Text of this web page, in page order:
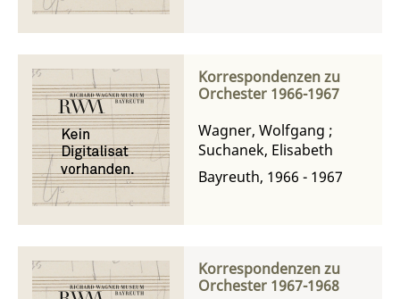
Korrespondenzen zu
Orchester 1966-1967
Wagner, Wolfgang ;
Suchanek, Elisabeth
Bayreuth, 1966 - 1967
Korrespondenzen zu
Orchester 1967-1968